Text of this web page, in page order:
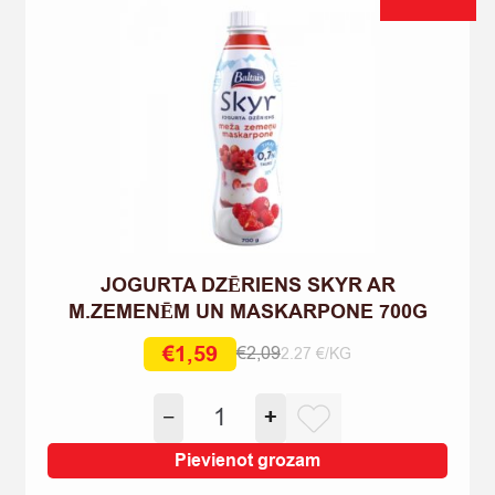
JOGURTA DZĒRIENS SKYR AR
M.ZEMENĒM UN MASKARPONE 700G
€2,09
Original
was:
€2,09.
€1,59
Current
€1,59.
2.27 €/KG
−
JOGURTA
DZĒRIENS
SKYR
AR
+
Pievienot grozam